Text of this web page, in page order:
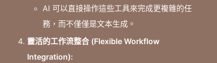
AI 可以直接操作這些工具來完成更複雜的任
務，而不僅僅是文本生成。
靈活的工作流整合 (Flexible Workflow
Integration):